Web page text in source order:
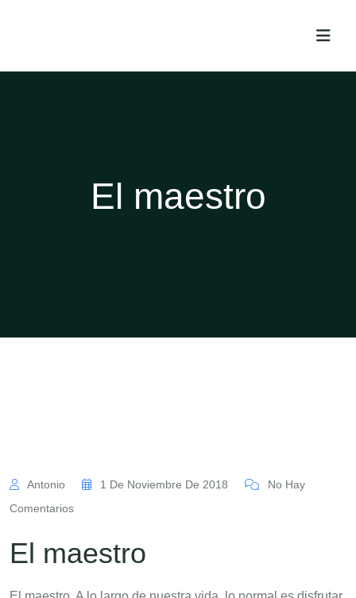
El maestro
Antonio 1 De Noviembre De 2018
No Hay
Comentarios
El maestro